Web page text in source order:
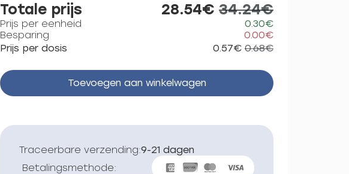
Totale prijs 28.54€ 34.24€
Prijs per eenheid
0.30€
Besparing
0.00€
Prijs per dosis
0.57€ 0.68€
Toevoegen aan winkelwagen
Traceerbare verzending:9-21 dagen
Betalingsmethode: